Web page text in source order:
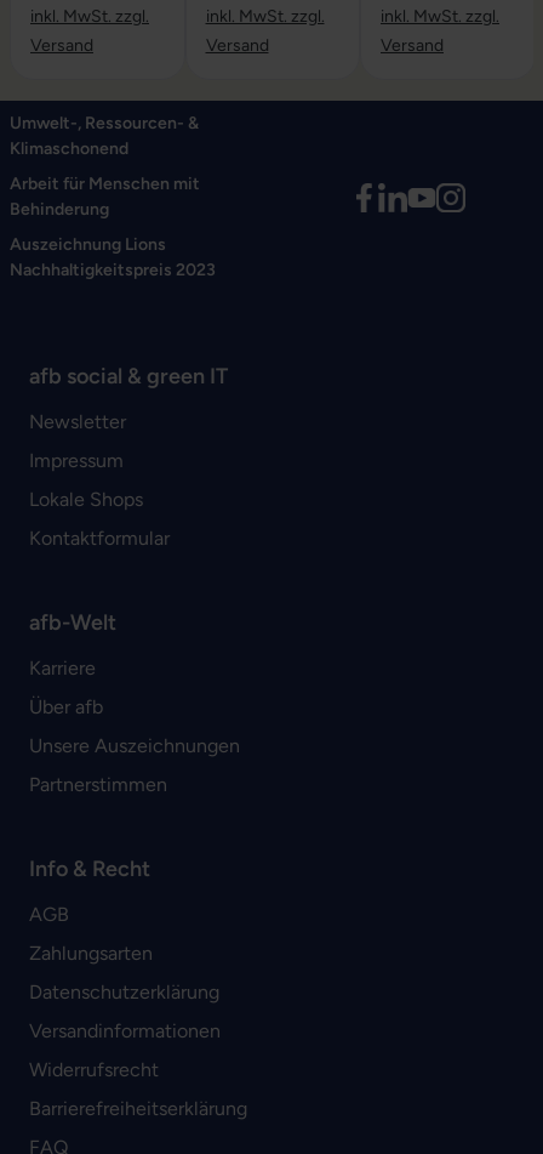
inkl. MwSt. zzgl.
Versand
inkl. MwSt. zzgl.
Versand
inkl. MwSt. zzgl.
Versand
Umwelt-, Ressourcen- &
Klimaschonend
Arbeit für Menschen mit
Behinderung
Auszeichnung Lions
Nachhaltigkeitspreis 2023
afb social & green IT
Newsletter
Impressum
Lokale Shops
Kontaktformular
afb-Welt
Karriere
Über afb
Unsere Auszeichnungen
Partnerstimmen
Info & Recht
AGB
Zahlungsarten
Datenschutzerklärung
Versandinformationen
Widerrufsrecht
Barrierefreiheitserklärung
FAQ